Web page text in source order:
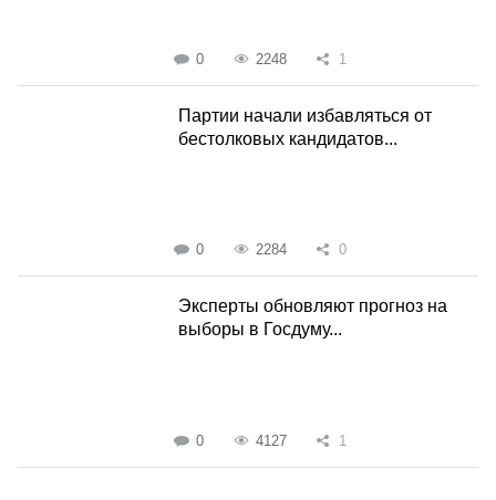
0 2248 1
Партии начали избавляться от
бестолковых кандидатов...
0 2284 0
Эксперты обновляют прогноз на
выборы в Госдуму...
0 4127 1